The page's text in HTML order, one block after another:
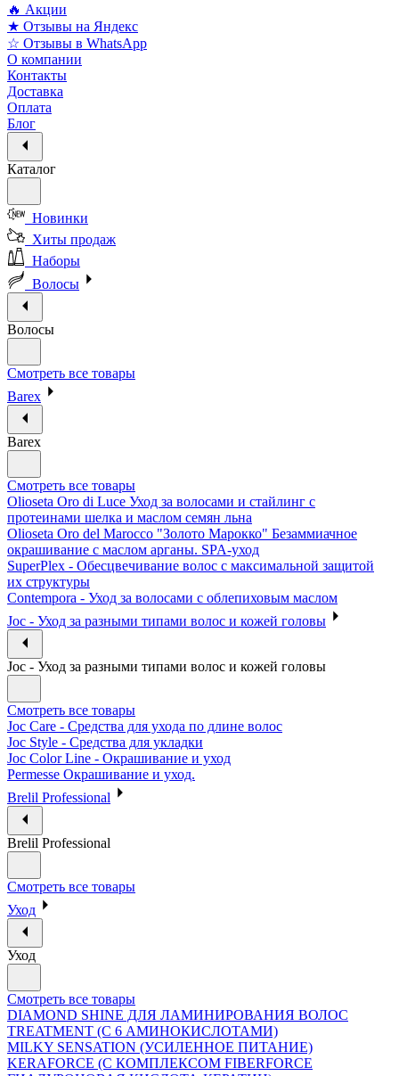
🔥 Акции
★ Отзывы на Яндекс
☆ Отзывы в WhatsApp
О компании
Контакты
Доставка
Оплата
Блог
Каталог
Новинки
Хиты продаж
Наборы
Волосы
Волосы
Смотреть все товары
Barex
Barex
Смотреть все товары
Olioseta Oro di Luce Уход за волосами и стайлинг с
протеинами шелка и маслом семян льна
Olioseta Oro del Marocco "Золото Марокко" Безаммиачное
окрашивание с маслом арганы. SPA-уход
SuperPlex - Обесцвечивание волос с максимальной защитой
их структуры
Contempora - Уход за волосами с облепиховым маслом
Joc - Уход за разными типами волос и кожей головы
Joc - Уход за разными типами волос и кожей головы
Смотреть все товары
Joc Care - Средства для ухода по длине волос
Joc Style - Средства для укладки
Joc Color Line - Окрашивание и уход
Permesse Окрашивание и уход.
Brelil Professional
Brelil Professional
Смотреть все товары
Уход
Уход
Смотреть все товары
DIAMOND SHINE ДЛЯ ЛАМИНИРОВАНИЯ ВОЛОС
TREATMENT (С 6 АМИНОКИСЛОТАМИ)
MILKY SENSATION (УСИЛЕННОЕ ПИТАНИЕ)
KERAFORCE (С КОМПЛЕКСОМ FIBERFORCE